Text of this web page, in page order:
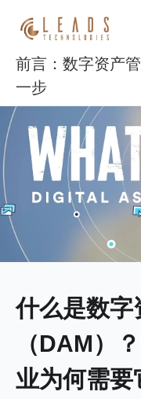
产品
成功案例
新闻与活动
关于凝新
什么是数字
（DAM）
业为何需要
前言：数字资产
一步